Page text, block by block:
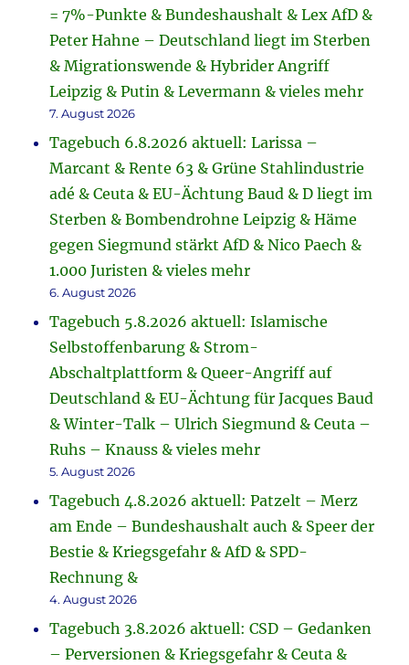
= 7%-Punkte & Bundeshaushalt & Lex AfD &
Peter Hahne – Deutschland liegt im Sterben
& Migrationswende & Hybrider Angriff
Leipzig & Putin & Levermann & vieles mehr
7. August 2026
Tagebuch 6.8.2026 aktuell: Larissa –
Marcant & Rente 63 & Grüne Stahlindustrie
adé & Ceuta & EU-Ächtung Baud & D liegt im
Sterben & Bombendrohne Leipzig & Häme
gegen Siegmund stärkt AfD & Nico Paech &
1.000 Juristen & vieles mehr
6. August 2026
Tagebuch 5.8.2026 aktuell: Islamische
Selbstoffenbarung & Strom-
Abschaltplattform & Queer-Angriff auf
Deutschland & EU-Ächtung für Jacques Baud
& Winter-Talk – Ulrich Siegmund & Ceuta –
Ruhs – Knauss & vieles mehr
5. August 2026
Tagebuch 4.8.2026 aktuell: Patzelt – Merz
am Ende – Bundeshaushalt auch & Speer der
Bestie & Kriegsgefahr & AfD & SPD-
Rechnung &
4. August 2026
Tagebuch 3.8.2026 aktuell: CSD – Gedanken
– Perversionen & Kriegsgefahr & Ceuta &